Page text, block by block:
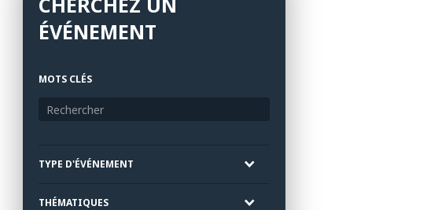
ÉVÉNEMENT
MOTS CLÉS
TYPE D'ÉVÉNEMENT
THÉMATIQUES